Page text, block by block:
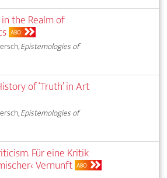
the Realm of
ABO
Epistemologies of
of ‘Truth’ in Art
Epistemologies of
Für eine Kritik
Vernunft ABO